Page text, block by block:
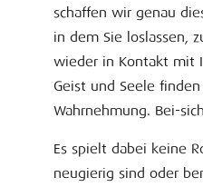
schaffen wir genau
in dem Sie loslassen,
wieder in Kontakt mit
Geist und Seele
Wahrnehmung. Bei-
Es spielt dabei keine
neugierig sind oder